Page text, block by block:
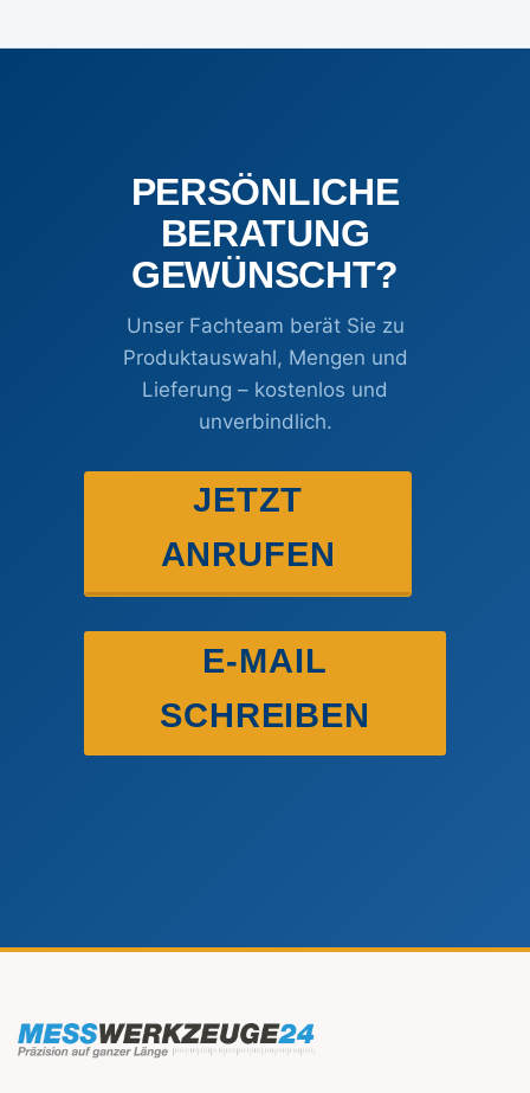
auf
auf
PERSÖNLICHE
BERATUNG
GEWÜNSCHT?
Unser Fachteam berät Sie zu
Produktauswahl, Mengen und
Lieferung – kostenlos und
unverbindlich.
JETZT
ANRUFEN
E-MAIL
SCHREIBEN